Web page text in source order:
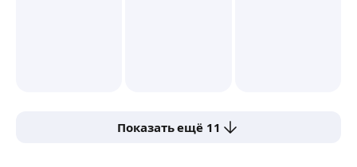
Показать ещё 11